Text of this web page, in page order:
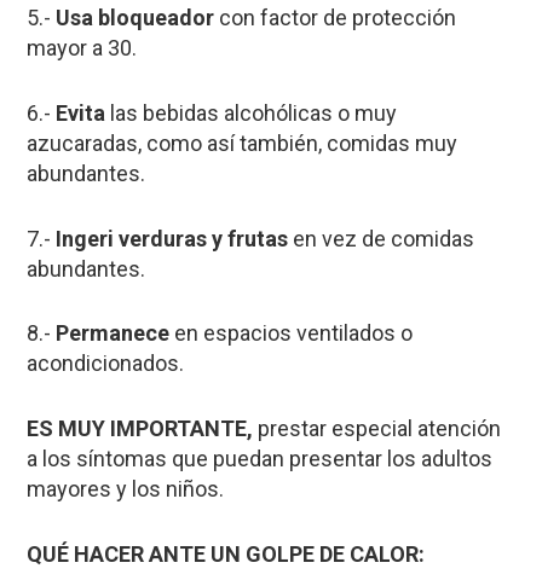
5.- Usa bloqueador con factor de protección
mayor a 30.
6.- Evita las bebidas alcohólicas o muy
azucaradas, como así también, comidas muy
abundantes.
7.- Ingeri verduras y frutas en vez de comidas
abundantes.
8.- Permanece en espacios ventilados o
acondicionados.
ES MUY IMPORTANTE, prestar especial atención
a los síntomas que puedan presentar los adultos
mayores y los niños.
QUÉ HACER ANTE UN GOLPE DE CALOR: